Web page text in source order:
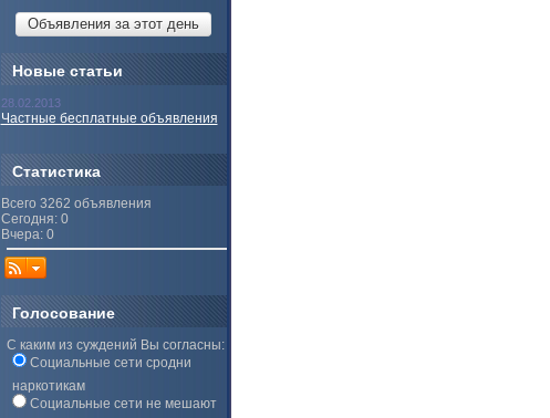
Новые статьи
28.02.2013
Частные бесплатные объявления
Статистика
Всего 3262 объявления
Сегодня: 0
Вчера: 0
Голосование
С каким из суждений Вы согласны:
Социальные сети сродни
наркотикам
Социальные сети не мешают